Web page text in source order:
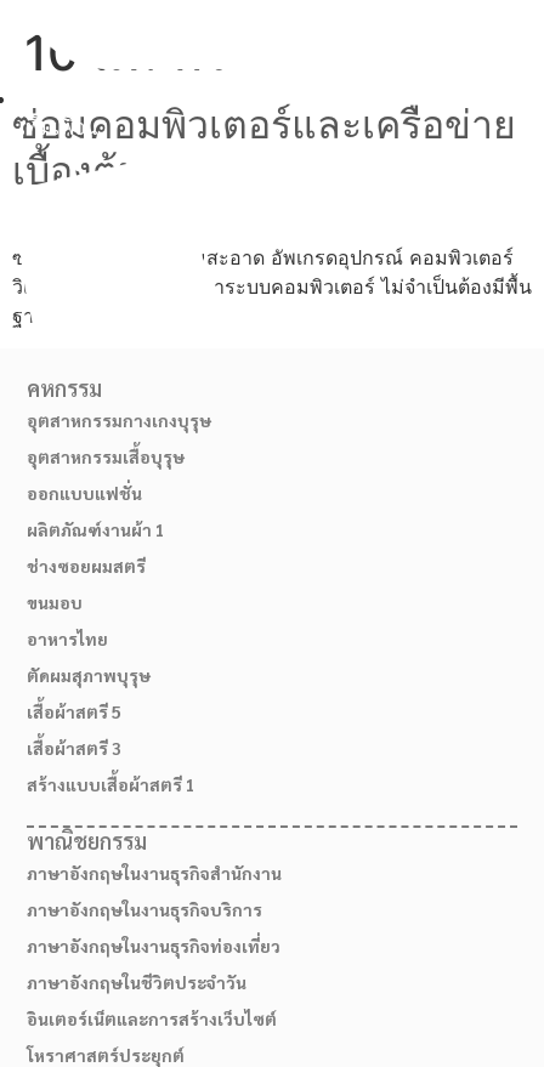
เพิ่มเพื่อน
02-514-1840
10 แท้ ฟรี
ซ่อมคอมพิวเตอร์และเครือข่าย
เบื้องต้น
ซ่อม ประกอบ ทำความสะอาด อัพเกรดอุปกรณ์ คอมพิวเตอร์
วิเคราะห์และแก้ไขปัญหาระบบคอมพิวเตอร์ ไม่จำเป็นต้องมีพื้น
ฐาน
คหกรรม
อุตสาหกรรมกางเกงบุรุษ
อุตสาหกรรมเสื้อบุรุษ
ออกแบบแฟชั่น
ผลิตภัณฑ์งานผ้า 1
ช่างซอยผมสตรี
ขนมอบ
อาหารไทย
ตัดผมสุภาพบุรุษ
เสื้อผ้าสตรี 5
เสื้อผ้าสตรี 3
สร้างแบบเสื้อผ้าสตรี 1
พาณิชยกรรม
ภาษาอังกฤษในงานธุรกิจสำนักงาน
ภาษาอังกฤษในงานธุรกิจบริการ
ภาษาอังกฤษในงานธุรกิจท่องเที่ยว
ภาษาอังกฤษในชีวิตประจำวัน
อินเตอร์เน็ตและการสร้างเว็บไซต์
โหราศาสตร์ประยุกต์